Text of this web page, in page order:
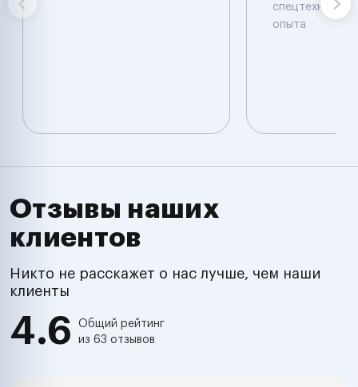
спецтехники
опыта
Отзывы наших
клиентов
Никто не расскажет о нас лучше, чем наши
клиенты
4.6
Общий рейтинг
из 63 отзывов